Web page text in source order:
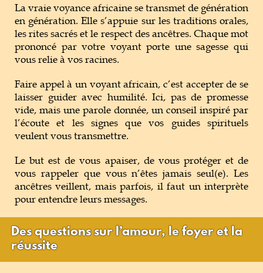
La vraie voyance africaine se transmet de génération
en génération. Elle s’appuie sur les traditions orales,
les rites sacrés et le respect des ancêtres. Chaque mot
prononcé par votre voyant porte une sagesse qui
vous relie à vos racines.
Faire appel à un voyant africain, c’est accepter de se
laisser guider avec humilité. Ici, pas de promesse
vide, mais une parole donnée, un conseil inspiré par
l’écoute et les signes que vos guides spirituels
veulent vous transmettre.
Le but est de vous apaiser, de vous protéger et de
vous rappeler que vous n’êtes jamais seul(e). Les
ancêtres veillent, mais parfois, il faut un interprète
pour entendre leurs messages.
Des questions sur l’amour, le foyer et la
réussite